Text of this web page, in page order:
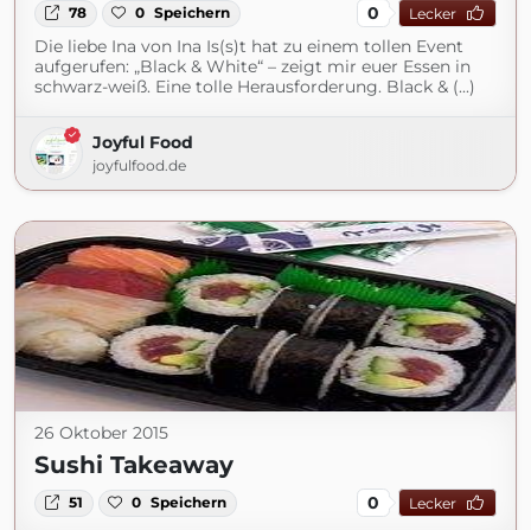
78 0 Speichern 0 Lecker
Die liebe Ina von Ina Is(s)t hat zu einem tollen Event
aufgerufen: „Black & White“ – zeigt mir euer Essen in
schwarz-weiß. Eine tolle Herausforderung. Black & (...)
Joyful Food
joyfulfood.de
26 Oktober 2015
Sushi Takeaway
51 0 Speichern 0 Lecker